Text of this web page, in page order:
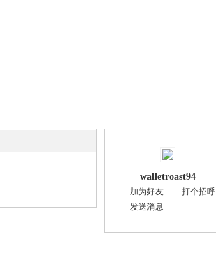
walletroast94
加为好友
打个招呼
发送消息